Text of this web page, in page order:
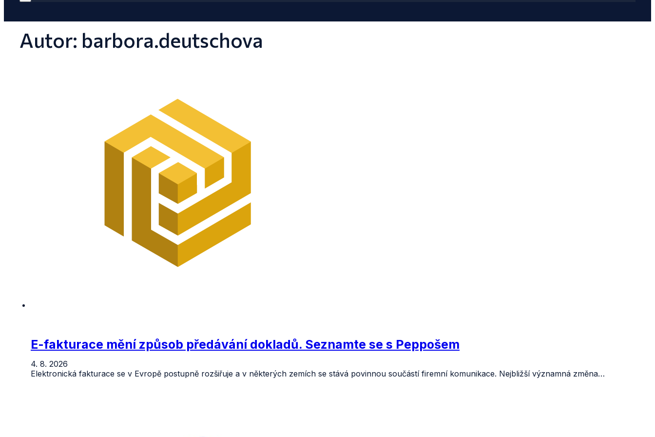
Autor: barbora.deutschova
E-fakturace mění způsob předávání dokladů. Seznamte se s Peppošem
4. 8. 2026
Elektronická fakturace se v Evropě postupně rozšiřuje a v některých zemích se stává povinnou součástí firemní komunikace. Nejbližší významná změna…